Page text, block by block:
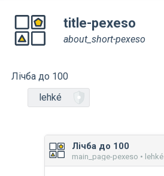
title-pexeso
about_short-pexeso
Лічба до 100
lehké
Лічба до 100
main_page-pexeso • lehké